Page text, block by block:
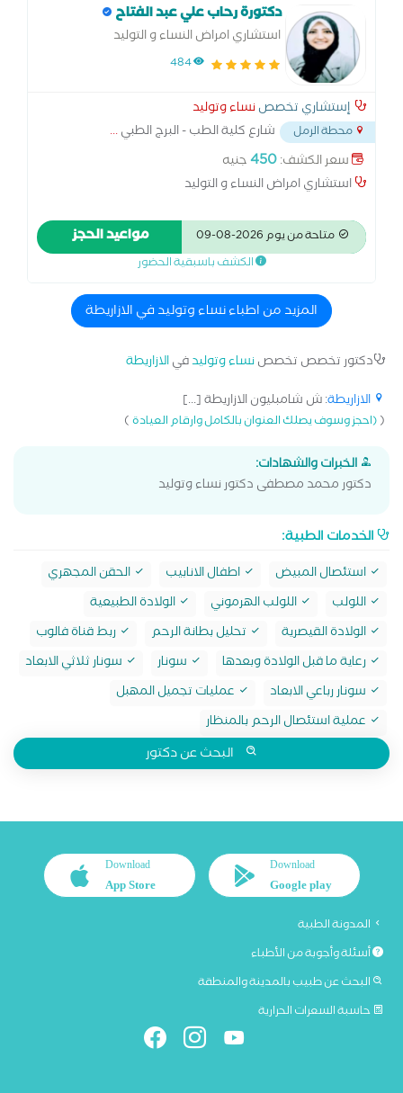
دكتورة رحاب علي عبد الفتاح
استشاري امراض النساء و التوليد
484
إستشاري تخصصنساء وتوليد
محطة الرمل شارع كلية الطب - البرج الطبي...
سعر الكشف:450جنيه
استشاري امراض النساء و التوليد
متاحة من يوم 2026-08-09 مواعيد الحجز
الكشف باسبقية الحضور
المزيد من اطباء نساء وتوليد في الازاريطة
دكتور تخصص تخصصنساء وتوليدفيالازاريطة
الازاريطة: ش شامبليون الازاريطة [...]
((احجز وسوف يصلك العنوان بالكامل وارقام العيادة)
الخبرات والشهادات:
دكتور محمد مصطفى دكتور نساء وتوليد
الخدمات الطبية:
استئصال المبيض اطفال الانابيب
الحقن المجهري
اللولب
اللولب الهرموني
الولادة الطبيعية
الولادة القيصرية
تحليل بطانة الرحم
ربط قناة فالوب
رعاية ما قبل الولادة وبعدها
سونار
سونار ثلاثي الابعاد
سونار رباعي الابعاد
عمليات تجميل المهبل
عملية استئصال الرحم بالمنظار
البحث عن دكتور
Download
Google play
Download
App Store
المدونة الطبية
أسئلة وأجوبة من الأطباء
البحث عن طبيب بالمدينة والمنطقة
حاسبة السعرات الحرارية